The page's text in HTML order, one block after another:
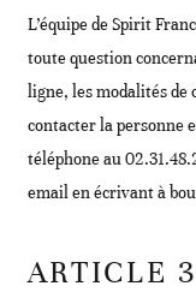
L’équipe de Spirit
toute question
ligne, les modalités de
contacter la personne
téléphone au
email en écrivant à
ARTICLE